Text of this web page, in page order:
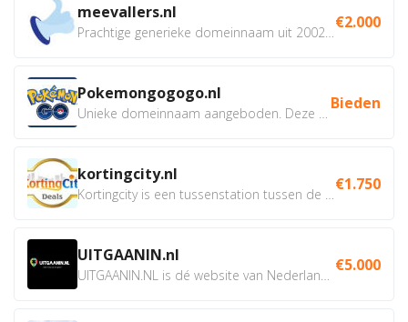
meevallers.nl €2.000
Pokemongogogo.nl Bieden
kortingcity.nl €1.750
UITGAANIN.nl €5.000